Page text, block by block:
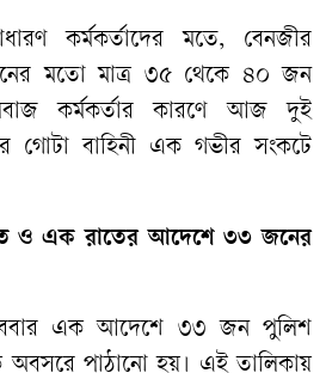
কর্মকর্তাদের মতে, বেনজীর
মতো মাত্র ৩৫ থেকে ৪০ জন
কর্মকর্তার কারণে আজ দুই
গোটা বাহিনী এক গভীর সংকটে
ও এক রাতের আদেশে ৩৩ জনের
এক আদেশে ৩৩ জন পুলিশ
অবসরে পাঠানো হয়। এই তালিকায়